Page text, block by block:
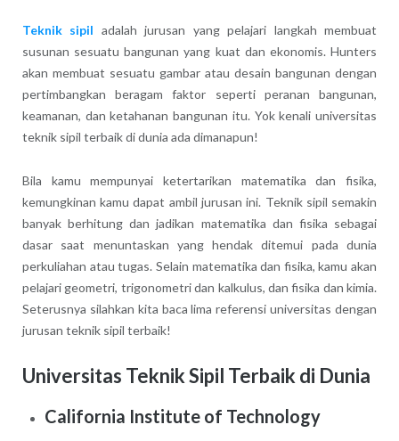
Teknik sipil adalah jurusan yang pelajari langkah membuat
susunan sesuatu bangunan yang kuat dan ekonomis. Hunters
akan membuat sesuatu gambar atau desain bangunan dengan
pertimbangkan beragam faktor seperti peranan bangunan,
keamanan, dan ketahanan bangunan itu. Yok kenali universitas
teknik sipil terbaik di dunia ada dimanapun!
Bila kamu mempunyai ketertarikan matematika dan fisika,
kemungkinan kamu dapat ambil jurusan ini. Teknik sipil semakin
banyak berhitung dan jadikan matematika dan fisika sebagai
dasar saat menuntaskan yang hendak ditemui pada dunia
perkuliahan atau tugas. Selain matematika dan fisika, kamu akan
pelajari geometri, trigonometri dan kalkulus, dan fisika dan kimia.
Seterusnya silahkan kita baca lima referensi universitas dengan
jurusan teknik sipil terbaik!
Universitas Teknik Sipil Terbaik di Dunia
California Institute of Technology